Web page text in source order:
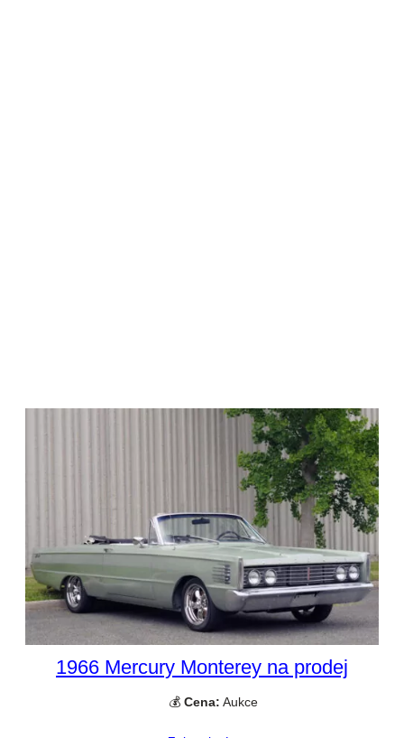
1966 Mercury Monterey na prodej
💰 Cena: Aukce